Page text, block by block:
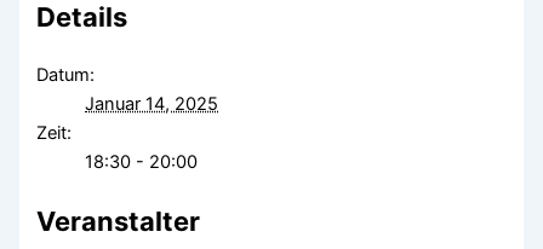
Details
Datum:
Januar 14, 2025
Zeit:
18:30 - 20:00
Veranstalter